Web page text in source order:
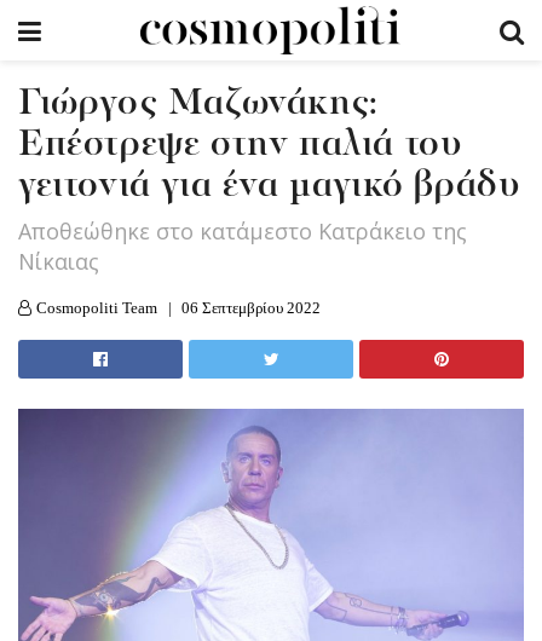
Γιώργος Μαζωνάκης:
Επέστρεψε στην παλιά του
γειτονιά για ένα μαγικό βράδυ
Αποθεώθηκε στο κατάμεστο Κατράκειο της
Νίκαιας
Cosmopoliti Team 06 Σεπτεμβρίου 2022